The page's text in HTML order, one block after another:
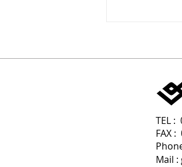
TEL :
FAX :
Mail :